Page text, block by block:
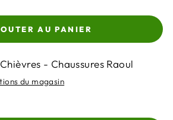
AU PANIER
- Chaussures Raoul
du magasin